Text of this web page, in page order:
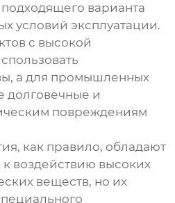
варианта
условий эксплуатации.
с высокой
а для промышленных
долговечные и
повреждениям
как правило, обладают
воздействию высоких
веществ, но их